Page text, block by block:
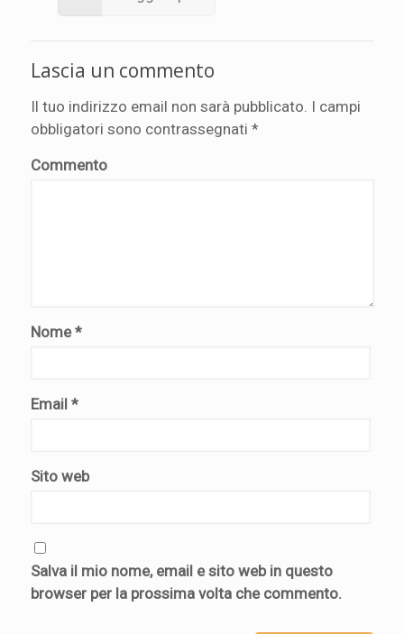
Lascia un commento
Il tuo indirizzo email non sarà pubblicato. I campi
obbligatori sono contrassegnati *
Commento
Nome*
Email *
Sito web
Salva il mio nome, email e sito web in questo
browser per la prossima volta che commento.